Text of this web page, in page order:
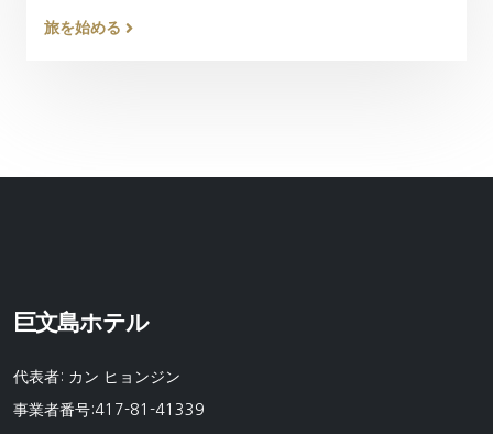
旅を始める
巨文島ホテル
代表者: カン ヒョンジン
事業者番号:417-81-41339